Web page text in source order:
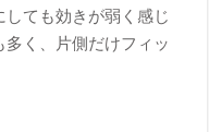
ても効きが弱く感じ
く、片側だけフィッ